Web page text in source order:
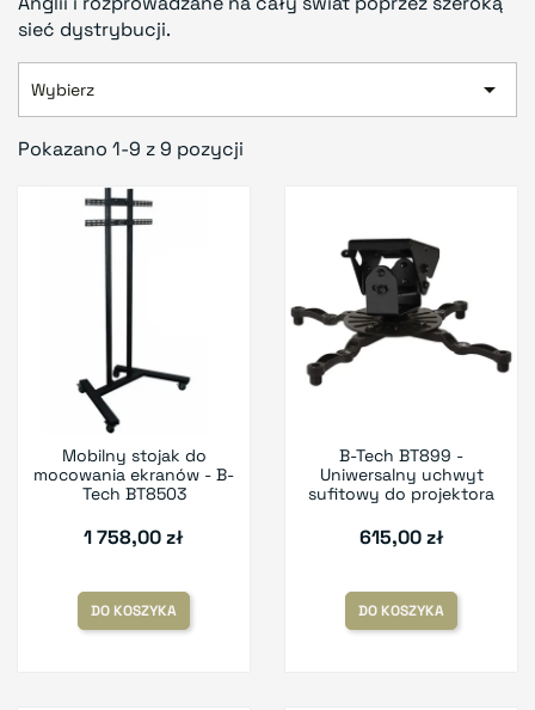
sieć dystrybucji.
Wybierz 
Pokazano 1-9 z 9 pozycji
Mobilny stojak do
mocowania ekranów - B-
Tech BT8503
1 758,00 zł
DO KOSZYKA
B-Tech BT899 -
Uniwersalny uchwyt
sufitowy do projektora
615,00 zł
DO KOSZYKA